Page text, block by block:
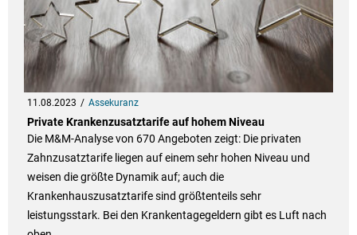
11.08.2023 Assekuranz
Private Krankenzusatztarife auf hohem Niveau
Die M&M-Analyse von 670 Angeboten zeigt: Die privaten
Zahnzusatztarife liegen auf einem sehr hohen Niveau und
weisen die größte Dynamik auf; auch die
Krankenhauszusatztarife sind größtenteils sehr
leistungsstark. Bei den Krankentagegeldern gibt es Luft nach